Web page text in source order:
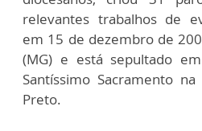
relevantes trabalhos de
em 15 de dezembro de
(MG) e está sepultado
Santíssimo Sacramento
Preto.